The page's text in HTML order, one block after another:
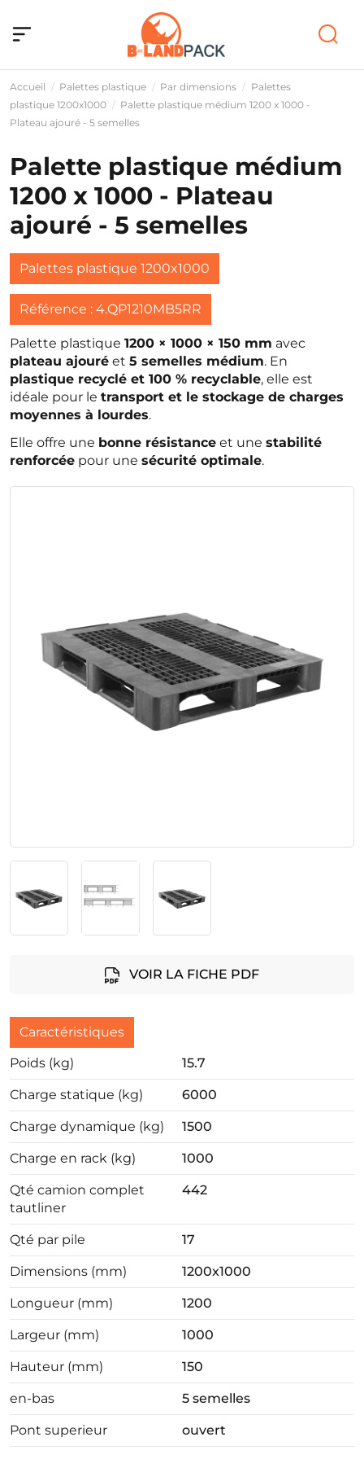
Accueil Palettes plastique Par dimensions
Palettes
plastique 1200x1000
Palette plastique médium 1200 x 1000 -
Plateau ajouré - 5 semelles
Palette plastique médium
1200 x 1000 - Plateau
ajouré - 5 semelles
Palettes plastique 1200x1000
Référence : 4.QP1210MB5RR
Palette plastique 1200 × 1000 × 150 mm avec
plateau ajouré et 5 semelles médium. En
plastique recyclé et 100 % recyclable, elle est
idéale pour le transport et le stockage de charges
moyennes à lourdes.
Elle offre une bonne résistance et une stabilité
renforcée pour une sécurité optimale.
VOIR LA FICHE PDF
Caractéristiques
Poids (kg)
15.7
Charge statique (kg) 6000
Charge dynamique (kg) 1500
Charge en rack (kg) 1000
Qté camion complet
tautliner
442
Qté par pile 17
Dimensions (mm) 1200x1000
Longueur (mm) 1200
Largeur (mm) 1000
Hauteur (mm) 150
en-bas 5 semelles
Pont superieur ouvert